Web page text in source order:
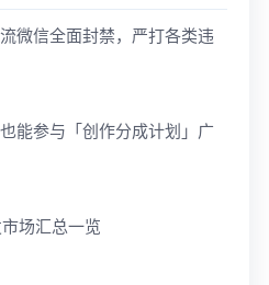
微信全面封禁，严打各类违
能参与「创作分成计划」广
场汇总一览